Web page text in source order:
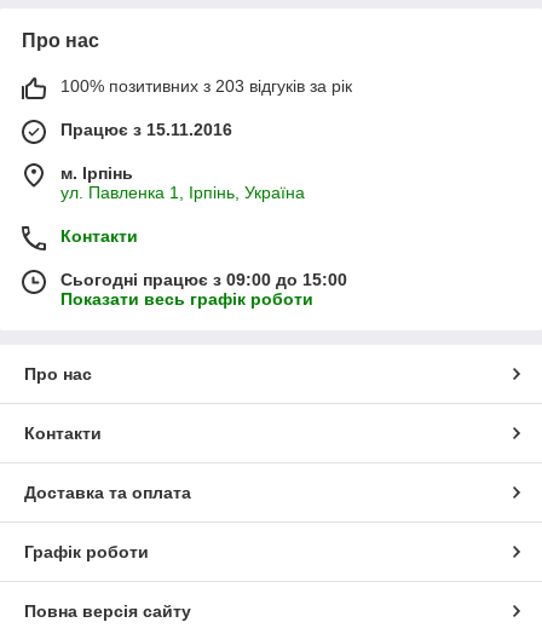
Про нас
100% позитивних з 203 відгуків за рік
Працює з 15.11.2016
м. Ірпінь
ул. Павленка 1, Ірпінь, Україна
Контакти
Сьогодні працює з 09:00 до 15:00
Показати весь графік роботи
Про нас
Контакти
Доставка та оплата
Графік роботи
Повна версія сайту